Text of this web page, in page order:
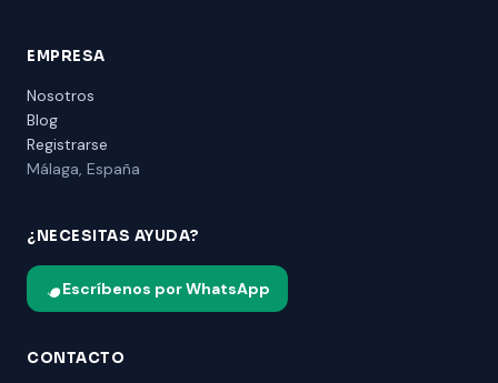
EMPRESA
Nosotros
Blog
Registrarse
Málaga, España
¿NECESITAS AYUDA?
Escríbenos por WhatsApp
CONTACTO